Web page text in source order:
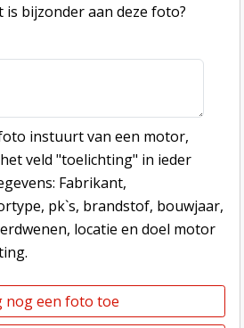
is bijzonder aan deze foto?
instuurt van een motor,
veld "toelichting" in ieder
Fabrikant,
pk`s, brandstof, bouwjaar,
locatie en doel motor